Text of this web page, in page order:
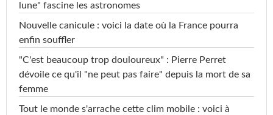
lune" fascine les astronomes
Nouvelle canicule : voici la date où la France pourra
enfin souffler
"C'est beaucoup trop douloureux" : Pierre Perret
dévoile ce qu'il "ne peut pas faire" depuis la mort de sa
femme
Tout le monde s'arrache cette clim mobile : voici à